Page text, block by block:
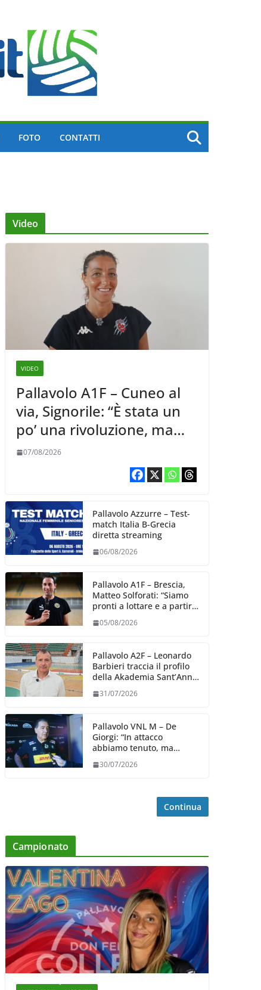
FOTO CONTATTI
Video
VIDEO
Pallavolo A1F – Cuneo al
via, Signorile: “È stata un
po’ una rivoluzione, ma
abbiamo le idee chiare siu
cosa vogliamo fare”
07/08/2026
Pallavolo Azzurre – Test-
match Italia B-Grecia
diretta streaming
06/08/2026
Pallavolo A1F – Brescia,
Matteo Solforati: “Siamo
pronti a lottare e a partire
giorno”
05/08/2026
Pallavolo A2F – Leonardo
Barbieri traccia il profilo
della Akademia Sant’Anna
31/07/2026
Pallavolo VNL M – De
Giorgi: “In attacco
abbiamo tenuto, ma
dalla prestazione in
30/07/2026
Continua
Campionato